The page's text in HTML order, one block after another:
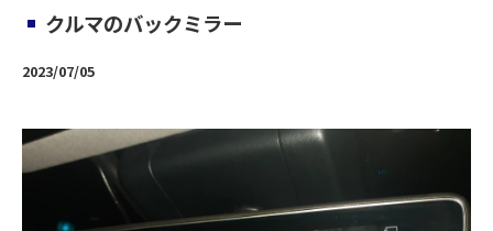
クルマのバックミラー
2023/07/05